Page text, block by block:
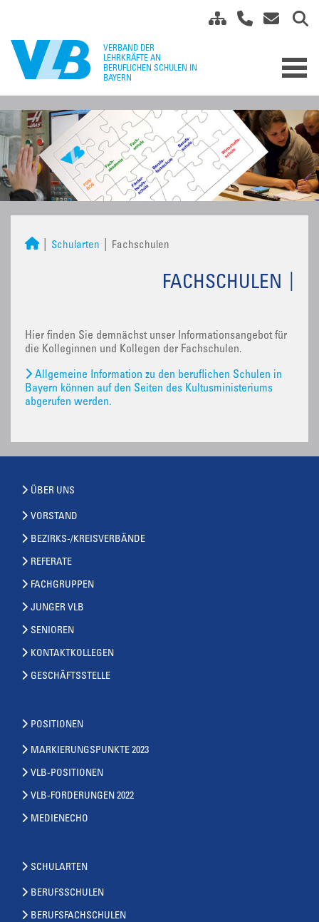
Schularten Fachschulen
FACHSCHULEN
Hier finden Sie demnächst unser Informationsangebot für
die Kolleginnen und Kollegen der Fachschulen.
Allgemeine Information zu den beruflichen Schulen in
Bayern können auf den Seiten des Kultusministeriums
abgerufen werden.
ÜBER UNS
VORSTAND
BEZIRKS-/KREISVERBÄNDE
REFERATE
FACHGRUPPEN
JUNGER VLB
SENIOREN
KONTAKTKOLLEGEN
GESCHÄFTSSTELLE
POSITIONEN
MARKIERUNGSPUNKTE 2023
VLB-POSITIONEN
VLB-FORDERUNGEN 2022
MEDIENECHO
SCHULARTEN
BERUFSSCHULEN
BERUFSFACHSCHULEN